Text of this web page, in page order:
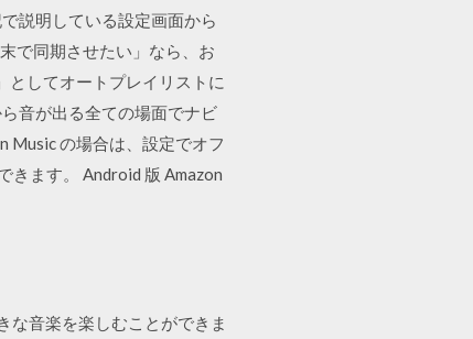
説明している設定画面から
で同期させたい」なら、お
してオートプレイリストに
音が出る全ての場面でナビ
Music の場合は、設定でオフ
きます。 Android 版 Amazon
な音楽を楽しむことができま